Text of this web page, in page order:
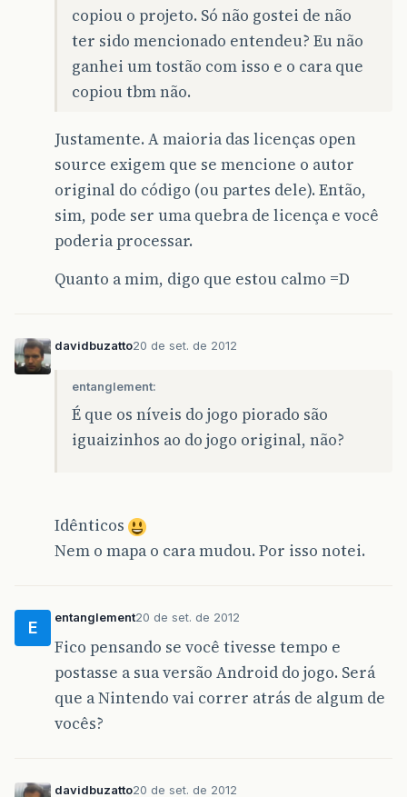
copiou o projeto. Só não gostei de não
ter sido mencionado entendeu? Eu não
ganhei um tostão com isso e o cara que
copiou tbm não.
Justamente. A maioria das licenças open
source exigem que se mencione o autor
original do código (ou partes dele). Então,
sim, pode ser uma quebra de licença e você
poderia processar.
Quanto a mim, digo que estou calmo =D
davidbuzatto20 de set. de 2012
entanglement:
É que os níveis do jogo piorado são
iguaizinhos ao do jogo original, não?
Idênticos
Nem o mapa o cara mudou. Por isso notei.
E
entanglement20 de set. de 2012
Fico pensando se você tivesse tempo e
postasse a sua versão Android do jogo. Será
que a Nintendo vai correr atrás de algum de
vocês?
davidbuzatto20 de set. de 2012